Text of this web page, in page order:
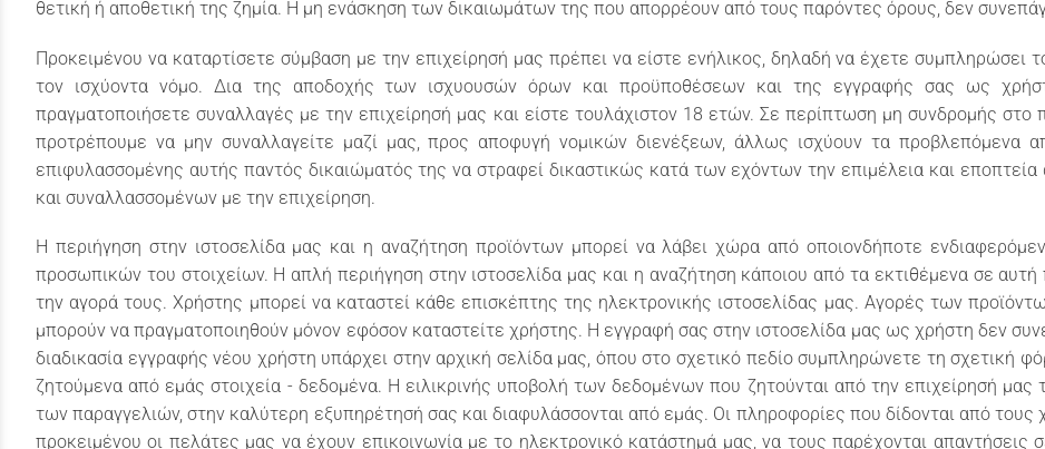
θετική ή αποθετική της ζημία. Η μη ενάσκηση των δικαιωμάτων της που απορρέουν από τους παρόντες όρους, δεν
Προκειμένου να καταρτίσετε σύμβαση με την επιχείρησή μας πρέπει να είστε ενήλικος, δηλαδή να έχετε
τον ισχύοντα νόμο. Δια της αποδοχής των ισχυουσών όρων και προϋποθέσεων και της εγγραφής σας ως
πραγματοποιήσετε συναλλαγές με την επιχείρησή μας και είστε τουλάχιστον 18 ετών. Σε περίπτωση μη συνδρομής
προτρέπουμε να μην συναλλαγείτε μαζί μας, προς αποφυγή νομικών διενέξεων, άλλως ισχύουν τα προβλεπόμενα
επιφυλασσομένης αυτής παντός δικαιώματός της να στραφεί δικαστικώς κατά των εχόντων την επιμέλεια και
και συναλλασσομένων με την επιχείρηση.
Η περιήγηση στην ιστοσελίδα μας και η αναζήτηση προϊόντων μπορεί να λάβει χώρα από οποιονδήποτε
προσωπικών του στοιχείων. Η απλή περιήγηση στην ιστοσελίδα μας και η αναζήτηση κάποιου από τα εκτιθέμενα σε
την αγορά τους. Χρήστης μπορεί να καταστεί κάθε επισκέπτης της ηλεκτρονικής ιστοσελίδας μας. Αγορές των
μπορούν να πραγματοποιηθούν μόνον εφόσον καταστείτε χρήστης. Η εγγραφή σας στην ιστοσελίδα μας ως χρήστη δεν
διαδικασία εγγραφής νέου χρήστη υπάρχει στην αρχική σελίδα μας, όπου στο σχετικό πεδίο συμπληρώνετε τη σχετική
ζητούμενα από εμάς στοιχεία - δεδομένα. Η ειλικρινής υποβολή των δεδομένων που ζητούνται από την επιχείρησή μας
των παραγγελιών, στην καλύτερη εξυπηρέτησή σας και διαφυλάσσονται από εμάς. Οι πληροφορίες που δίδονται από τους
προκειμένου οι πελάτες μας να έχουν επικοινωνία με το ηλεκτρονικό κατάστημά μας, να τους παρέχονται απαντήσεις